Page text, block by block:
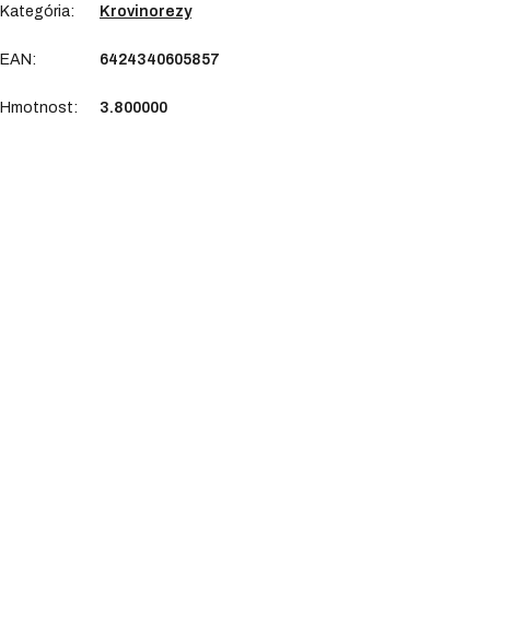
Kategória: Krovinorezy
EAN : 6424340605857
Hmotnost: 3.800000